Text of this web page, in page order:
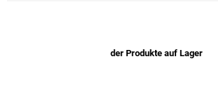
der Produkte auf Lager